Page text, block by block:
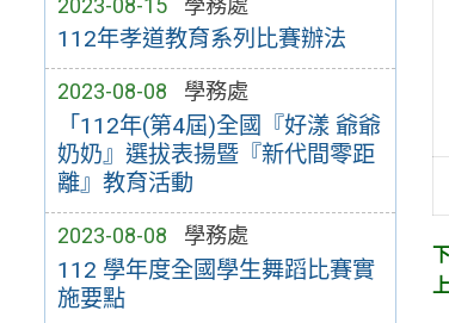
112年孝道教育系列比賽辦法
2023-08-08 學務處
「112年(第4屆)全國『好漾 爺爺
奶奶』選拔表揚暨『新代間零距
離』教育活動
2023-08-08 學務處
112 學年度全國學生舞蹈比賽實
施要點